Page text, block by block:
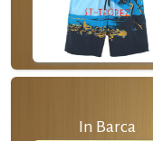
In Barca